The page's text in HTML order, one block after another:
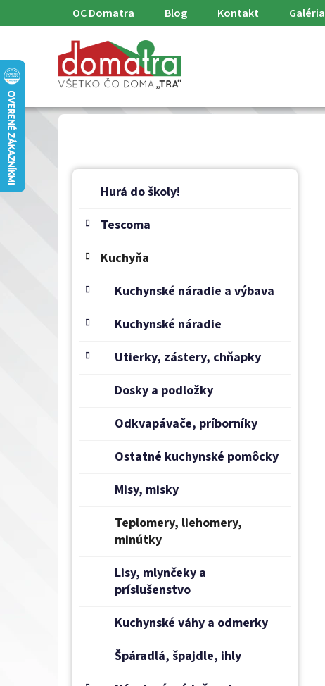
na
OC Domatra Blog Kontakt Galéria
B
Preskočiť
kategórie
K
Hurá do školy!
Tescoma
Kuchyňa
Kuchynské náradie a výbava
Kuchynské náradie
Utierky, zástery, chňapky
Dosky a podložky
Odkvapávače, príborníky
Ostatné kuchynské pomôcky
Misy, misky
Teplomery, liehomery,
minútky
Lisy, mlynčeky a
príslušenstvo
Kuchynské váhy a odmerky
Špáradlá, špajdle, ihly